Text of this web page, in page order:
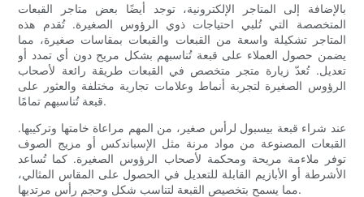
بالإضافة إلى المتاجر الإلكترونية، توجد أيضًا بعض متاجر القبعات
المتخصصة التي تُلبي احتياجات ذوي الرؤوس الصغيرة. تُقدم هذه
المتاجر تشكيلة واسعة من القبعات والقبعات بمقاسات صغيرة، مما
يضمن حصول العملاء على قبعة تُناسبهم بشكل مريح دون أي تمدد أو
تعديل. تُعدّ زيارة متجر متخصص في القبعات طريقة رائعة لأصحاب
الرؤوس الصغيرة لتجربة أنماط وعلامات تجارية مختلفة والعثور على
قبعة تُناسبهم تمامًا.
عند شراء قبعة بيسبول لرأس صغير، من المهم مراعاة خامتها وتركيبها.
القبعات المصنوعة من مواد مرنة مثل الإسباندكس أو مزيج الصوف
توفر ملاءمة مريحة ومحكمة لأصحاب الرؤوس الصغيرة. كما تُساعد
الأشرطة أو الأبازيم القابلة للتعديل في الحصول على المقاس المثالي،
مما يسمح بتخصيص القبعة لتناسب شكل وحجم رأس مرتديها.